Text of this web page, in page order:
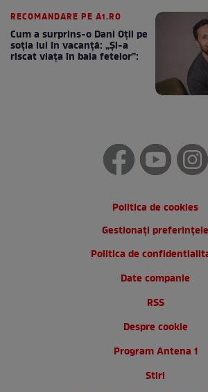
RECOMANDARE PE A1.RO
Cum a surprins-o Dani Oțil pe
soția lui în vacanță: „Și-a
riscat viața în baia fetelor”:
Politica de cookies
Gestionați preferințele
Politica de
Date companie
RSS
Despre cookie
Program Antena 1
Stiri